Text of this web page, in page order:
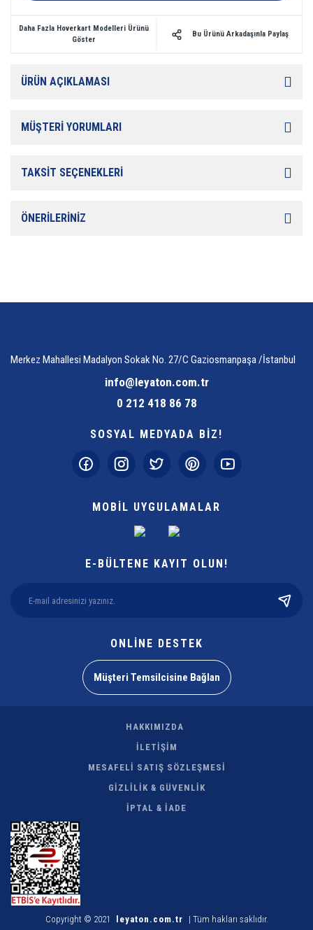
Daha Fazla Hoverkart Modelleri Ürünü
Göster
Bu Ürünü Arkadaşınla Paylaş
ÜRÜN AÇIKLAMASI
MÜŞTERİ YORUMLARI
TAKSİT SEÇENEKLERİ
ÖNERİLERİNİZ
Merkez Mahallesi Madalyon Sokak No. 27/C Gaziosmanpaşa /İstanbul
info@leyaton.com.tr
0 212 418 86 78
SOSYAL MEDYADA BİZ!
MOBİL UYGULAMALAR
E-BÜLTENE KAYIT OLUN!
ONLİNE DESTEK
Müşteri Temsilcisine Bağlan
HAKKIMIZDA
İLETİŞİM
MESAFELİ SATIŞ SÖZLEŞMESİ
GİZLİLİK & GÜVENLİK
İPTAL & İADE
Copyright © 2021 leyaton.com.tr | Tüm hakları saklıdır.